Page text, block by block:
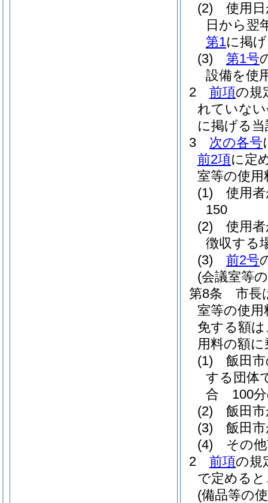
(2)
使用
日から翌
第1に掲
(3)
第1号
設備を
2
前項の規
れていな
に掲げる
3
次の各号
前2項に定
室等の使
(1)
使用
150
(2)
使用
徴収する
(3)
前2号
(会議室等
第8条
市長
室等の使
免する額
用料の額
(1)
飯田
する団体
合 100分
(2)
飯田
(3)
飯田
(4)
その
2
前項の規
で定める
(備品等の